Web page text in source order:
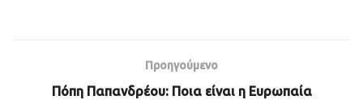
Προηγούμενο
Πόπη Παπανδρέου: Ποια είναι η Ευρωπαία